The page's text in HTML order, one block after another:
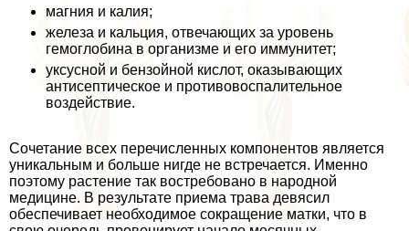
магния и калия;
железа и кальция, отвечающих за уровень
гемоглобина в организме и его иммунитет;
уксусной и бензойной кислот, оказывающих
антисептическое и противовоспалительное
воздействие.
Сочетание всех перечисленных компонентов является
уникальным и больше нигде не встречается. Именно
поэтому растение так востребовано в народной
медицине. В результате приема трава девясил
обеспечивает необходимое сокращение матки, что в